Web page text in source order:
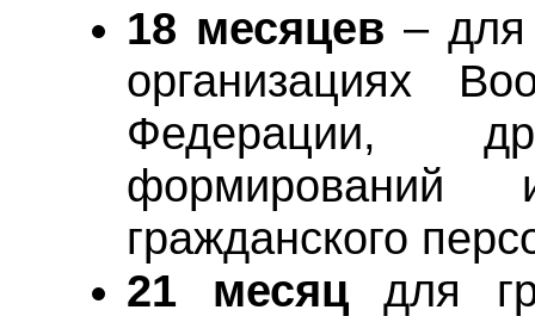
18 месяцев –
организациях
Федерации,
гражданского
21 месяцдля